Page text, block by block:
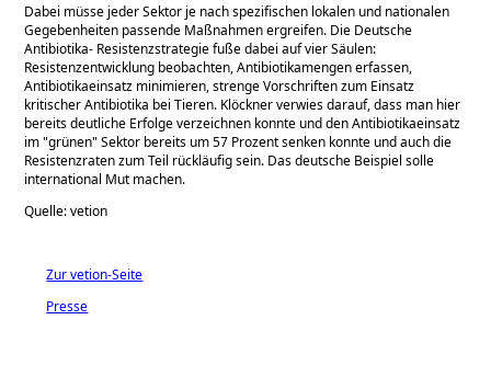
Dabei müsse jeder Sektor je nach spezifischen lokalen und nationalen
Gegebenheiten passende Maßnahmen ergreifen. Die Deutsche
Antibiotika- Resistenzstrategie fuße dabei auf vier Säulen:
Resistenzentwicklung beobachten, Antibiotikamengen erfassen,
Antibiotikaeinsatz minimieren, strenge Vorschriften zum Einsatz
kritischer Antibiotika bei Tieren. Klöckner verwies darauf, dass man hier
bereits deutliche Erfolge verzeichnen konnte und den Antibiotikaeinsatz
im grünen Sektor bereits um 57 Prozent senken konnte und auch die
Resistenzraten zum Teil rückläufig sein. Das deutsche Beispiel solle
international Mut machen.
Quelle: vetion
Zur vetion-Seite
Presse